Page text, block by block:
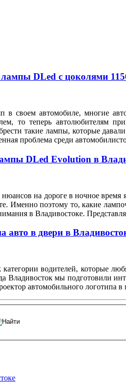
DLed с цоколями
своем автомобиле, многие
то теперь автолюбителям
такие лампы, которые
проблема среди
DLed Evolution в
на дороге в ночное время
Именно поэтому то, какие
в Владивостоке.
авто в двери в
водителей, которые
Владивосток мы подготовили
автомобильного логотипа в